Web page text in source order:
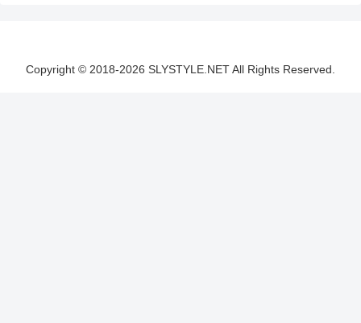
Copyright © 2018-2026 SLYSTYLE.NET All Rights Reserved.